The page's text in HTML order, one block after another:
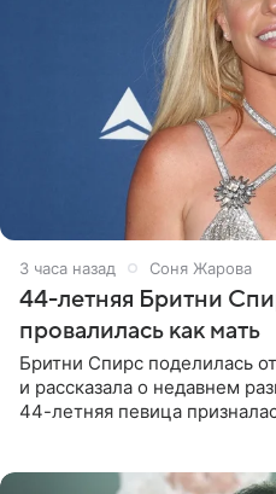
3 часа назад Соня Жарова
44-летняя Бритни
провалилась как мать
Бритни Спирс поделилась
и рассказала о недавнем
44-летняя певица